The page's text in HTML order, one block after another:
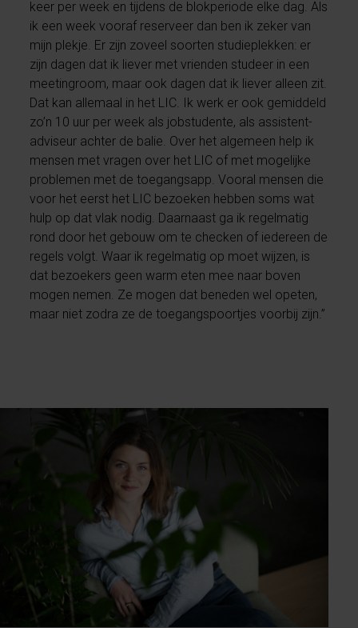
keer per week en tijdens de blokperiode elke dag. Als
ik een week vooraf reserveer dan ben ik zeker van
mijn plekje. Er zijn zoveel soorten studieplekken: er
zijn dagen dat ik liever met vrienden studeer in een
meetingroom, maar ook dagen dat ik liever alleen zit.
Dat kan allemaal in het LIC. Ik werk er ook gemiddeld
zo’n 10 uur per week als jobstudente, als assistent-
adviseur achter de balie. Over het algemeen help ik
mensen met vragen over het LIC of met mogelijke
problemen met de toegangsapp. Vooral mensen die
voor het eerst het LIC bezoeken hebben soms wat
hulp op dat vlak nodig. Daarnaast ga ik regelmatig
rond door het gebouw om te checken of iedereen de
regels volgt. Waar ik regelmatig op moet wijzen, is
dat bezoekers geen warm eten mee naar boven
mogen nemen. Ze mogen dat beneden wel opeten,
maar niet zodra ze de toegangspoortjes voorbij zijn.”